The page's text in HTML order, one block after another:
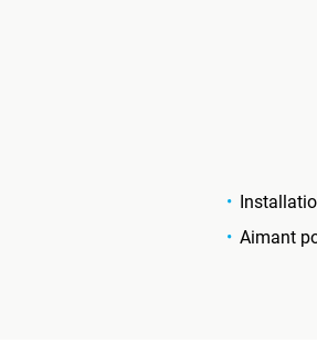
Aimant